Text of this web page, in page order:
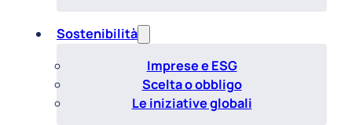
Sostenibilità
Imprese e ESG
Scelta o obbligo
Le iniziative globali